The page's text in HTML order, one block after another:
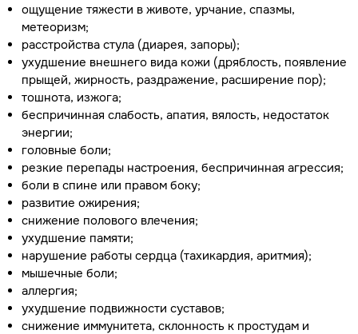
ощущение тяжести в животе, урчание, спазмы,
метеоризм;
расстройства стула (диарея, запоры);
ухудшение внешнего вида кожи (дряблость, появление
прыщей, жирность, раздражение, расширение пор);
тошнота, изжога;
беспричинная слабость, апатия, вялость, недостаток
энергии;
головные боли;
резкие перепады настроения, беспричинная агрессия;
боли в спине или правом боку;
развитие ожирения;
снижение полового влечения;
ухудшение памяти;
нарушение работы сердца (тахикардия, аритмия);
мышечные боли;
аллергия;
ухудшение подвижности суставов;
снижение иммунитета, склонность к простудам и